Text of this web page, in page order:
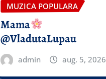
MUZICA POPULARA
Mama
@VladutaLupau
admin aug. 5, 2026